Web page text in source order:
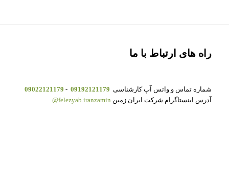
راه های ارتباط با ما
شماره تماس و واتس آپ کارشناسی 09192121179
-
09022121179
آدرس اینستاگرام شرکت ایران زمین felezyab.iranzamin@